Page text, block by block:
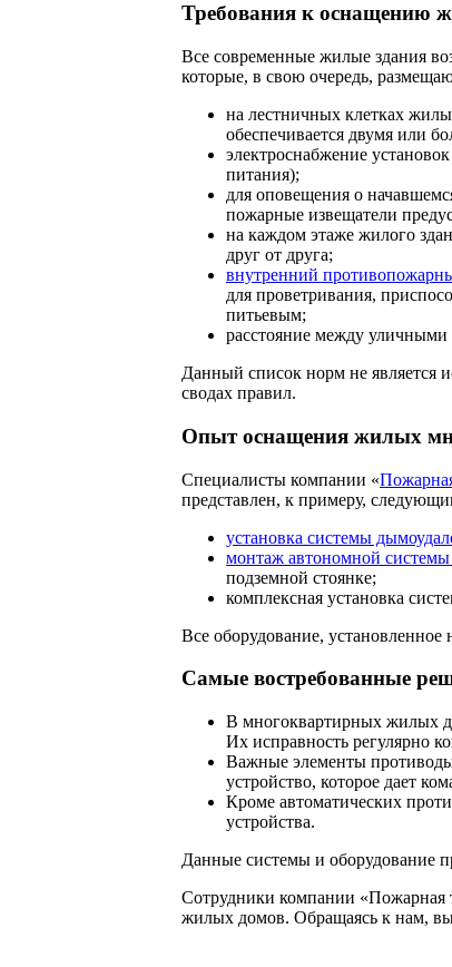
Требования к оснащению
Все современные жилые здания
которые, в свою очередь,
на лестничных клетках
обеспечивается двумя или
электроснабжение
питания);
для оповещения о
пожарные извещатели
на каждом этаже жилого
друг от друга;
внутренний
для проветривания,
питьевым;
расстояние между уличными
Данный список норм не является
сводах правил.
Опыт оснащения жилых
Специалисты компании «
представлен, к примеру,
установка системы
монтаж автономной
подземной стоянке;
комплексная установка
Все оборудование,
Самые востребованные
В многоквартирных жилых
Их исправность регулярно
Важные элементы
устройство, которое дает
Кроме автоматических
устройства.
Данные системы и оборудование
Сотрудники компании «Пожарная
жилых домов. Обращаясь к нам, вы